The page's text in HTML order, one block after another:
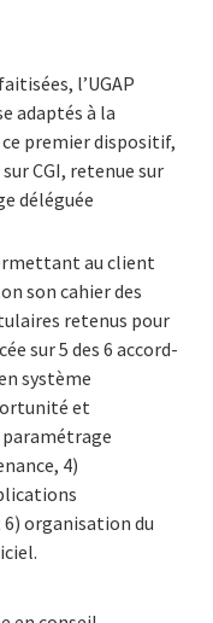
l’UGAP
adaptés à la
premier dispositif,
CGI, retenue sur
déléguée
au client
son cahier des
retenus pour
sur 5 des 6 accord-
système
et
paramétrage
4)
organisation du